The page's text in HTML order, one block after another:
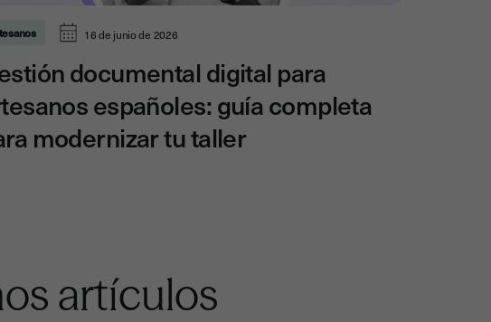
16 de junio de 2026
documental digital para
españoles: guía completa
modernizar tu taller
artículos